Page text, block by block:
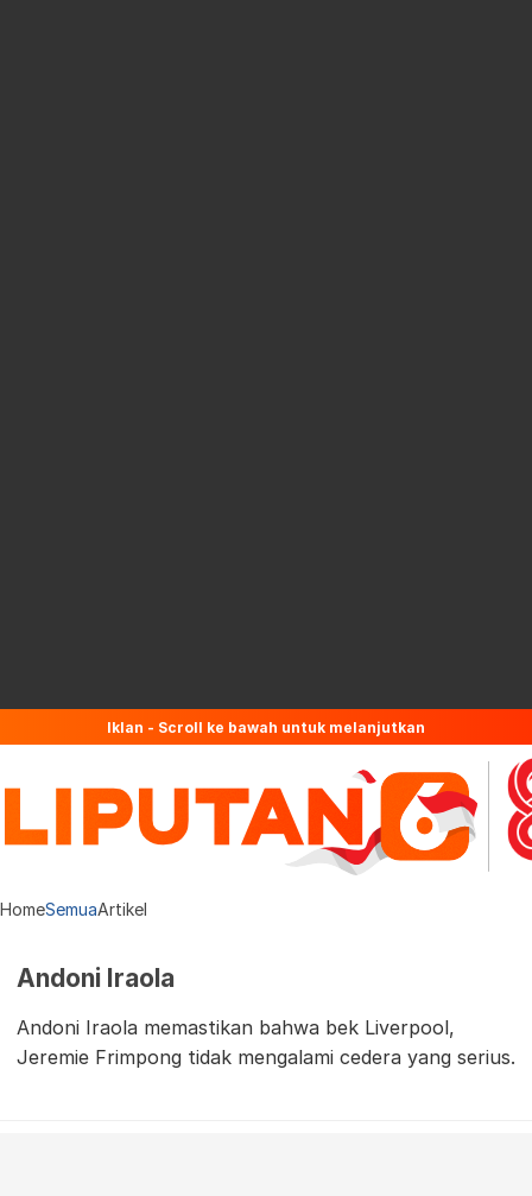
Iklan - Scroll ke bawah untuk melanjutkan
HomeSemuaArtikel
Andoni Iraola
Andoni Iraola memastikan bahwa bek Liverpool,
Jeremie Frimpong tidak mengalami cedera yang serius.